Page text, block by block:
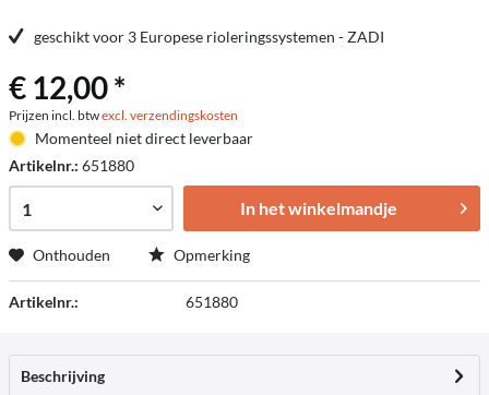
geschikt voor 3 Europese rioleringssystemen - ZADI
€ 12,00 *
Prijzen incl. btwexcl. verzendingskosten
Momenteel niet direct leverbaar
Artikelnr.: 651880
In het winkelmandje
Onthouden Opmerking
Artikelnr.: 651880
Beschrijving